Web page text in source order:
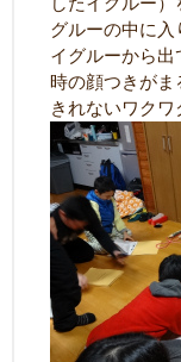
グルーの中に入
イグルーから
時の顔つきがま
きれないワクワ